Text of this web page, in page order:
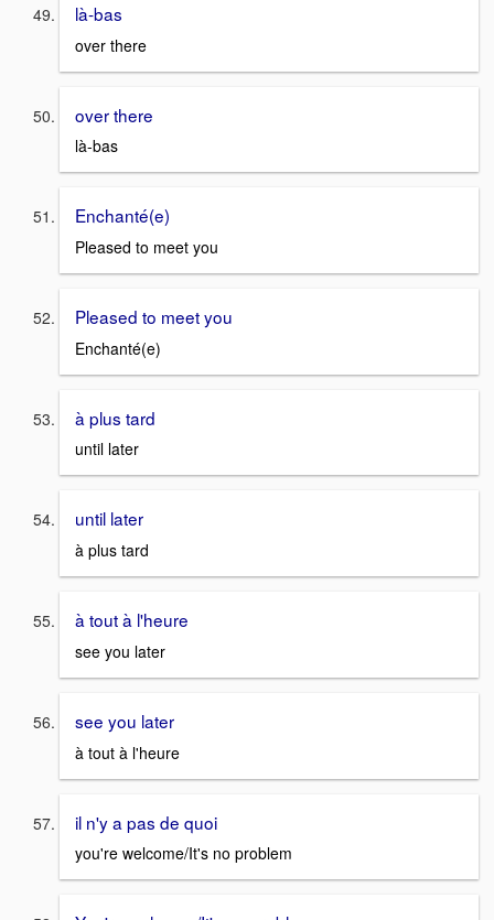
là-bas
over there
over there
là-bas
Enchanté(e)
Pleased to meet you
Pleased to meet you
Enchanté(e)
à plus tard
until later
until later
à plus tard
à tout à l'heure
see you later
see you later
à tout à l'heure
il n'y a pas de quoi
you're welcome/It's no problem